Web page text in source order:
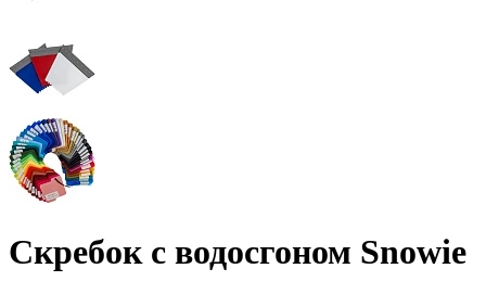
Скребок с водосгоном Snowie